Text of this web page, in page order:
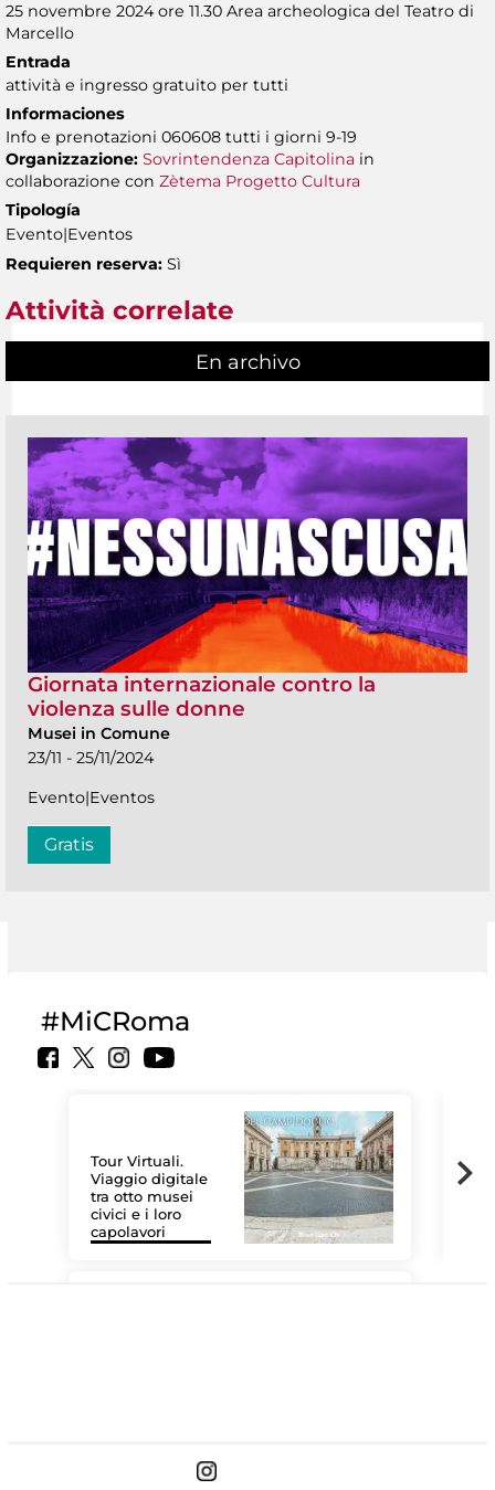
25 novembre 2024 ore 11.30 Area archeologica del Teatro di
Marcello
Entrada
attività e ingresso gratuito per tutti
Informaciones
Info e prenotazioni 060608 tutti i giorni 9-19
Organizzazione: Sovrintendenza Capitolina in
collaborazione con Zètema Progetto Cultura
Tipología
Evento|Eventos
Requieren reserva: Sì
Attività correlate
En archivo
Giornata internazionale contro la
violenza sulle donne
Musei in Comune
23/11 - 25/11/2024
Evento|Eventos
Gratis
#MiCRoma
Tour Virtuali.
Viaggio digitale
tra otto musei
civici e i loro
capolavori